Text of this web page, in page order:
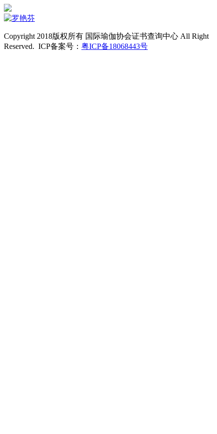
Copyright 2018版权所有 国际瑜伽协会证书查询中心 All Right
Reserved. ICP备案号： 粤ICP备18068443号